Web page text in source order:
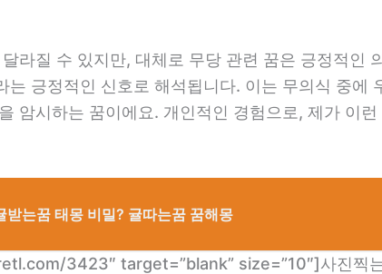
라질 수 있지만, 대체로 무당 관련 꿈은 긍정적인
는 긍정적인 신호로 해석됩니다. 이는 무의식 중에
암시하는 꿈이에요. 개인적인 경험으로, 제가 이
받는꿈 태몽 비밀? 귤따는꿈 꿈해몽
3423″ target=”blank” size=”10″]사진찍